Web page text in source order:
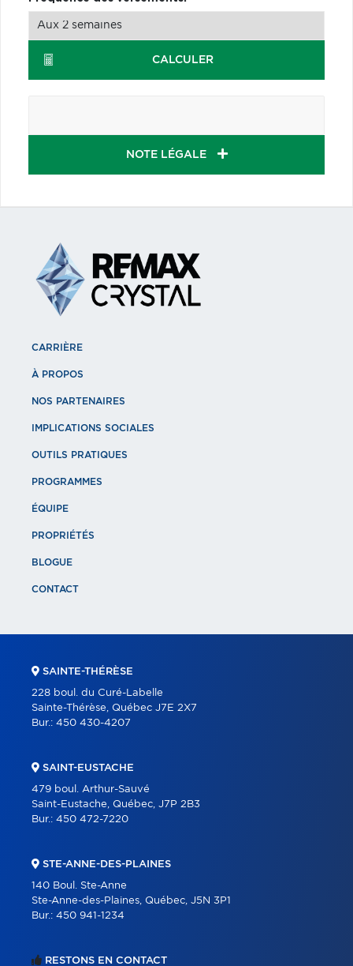
CALCULER
NOTE LÉGALE
CARRIÈRE
À PROPOS
NOS PARTENAIRES
IMPLICATIONS SOCIALES
OUTILS PRATIQUES
PROGRAMMES
ÉQUIPE
PROPRIÉTÉS
BLOGUE
CONTACT
RESTONS EN CONTACT
SAINTE-THÉRÈSE
228 boul. du Curé-Labelle
Sainte-Thérèse, Québec J7E 2X7
Bur.: 450 430-4207
SAINT-EUSTACHE
479 boul. Arthur-Sauvé
Saint-Eustache, Québec, J7P 2B3
Bur.: 450 472-7220
STE-ANNE-DES-PLAINES
140 Boul. Ste-Anne
Ste-Anne-des-Plaines, Québec, J5N 3P1
Bur.: 450 941-1234